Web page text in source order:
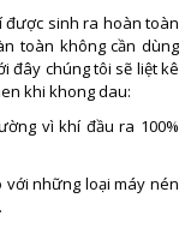
được sinh ra hoàn toàn
toàn không cần dùng
đây chúng tôi sẽ liệt kê
khi khong dau:
vì khí đầu ra 100%
những loại máy nén